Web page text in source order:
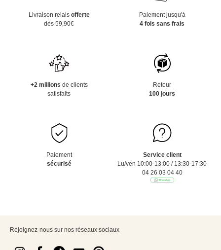
Livraison relais offerte
dès 59,90€
Paiement jusqu'à
4 fois sans frais
+2 millions de clients
satisfaits
Retour
100 jours
Paiement
sécurisé
Service client
Lu/ven 10:00-13:00 / 13:30-17:30
04 26 03 04 40
Rejoignez-nous sur nos réseaux sociaux